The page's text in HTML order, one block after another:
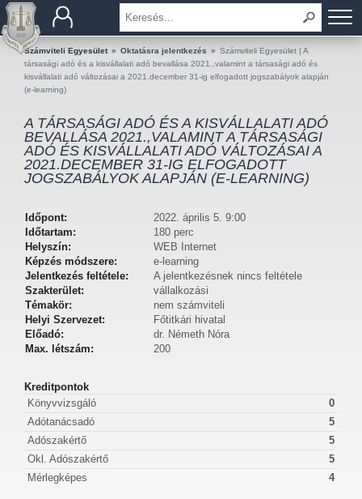
BEMUTATKOZÁS
TAGOK
OKTATÁS
KÉRDÉSEK ÉS VÁLASZOK
KIADVÁNYOK
KAPCSOLAT
Számviteli Egyesület » Oktatásra jelentkezés » Számviteli Egyesület | A
társasági adó és a kisvállalati adó bevallása 2021.,valamint a társasági adó és
kisvállalati adó változásai a 2021.december 31-ig elfogadott jogszabályok alapján
(e-learning)
A TÁRSASÁGI ADÓ ÉS A KISVÁLLALATI ADÓ
BEVALLÁSA 2021.,VALAMINT A TÁRSASÁGI
ADÓ ÉS KISVÁLLALATI ADÓ VÁLTOZÁSAI A
2021.DECEMBER 31-IG ELFOGADOTT
JOGSZABÁLYOK ALAPJÁN (E-LEARNING)
Időpont:
2022. április 5. 9:00
Időtartam:
180 perc
Helyszín:
WEB Internet
Képzés módszere:
e-learning
Jelentkezés feltétele:
A jelentkezésnek nincs feltétele
Szakterület:
vállalkozási
Témakör:
nem számviteli
Helyi Szervezet:
Főtitkári hivatal
Előadó:
dr. Németh Nóra
Max. létszám:
200
Kreditpontok
Könyvvizsgáló
0
Adótanácsadó
5
Adószakértő
5
Okl. Adószakértő
5
Mérlegképes
4